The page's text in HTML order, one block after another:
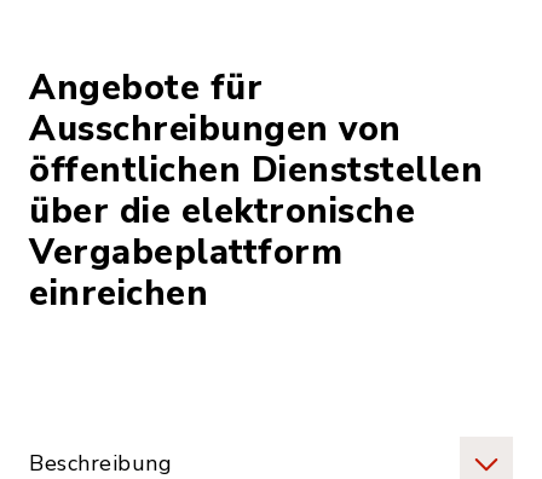
Angebote für
Ausschreibungen von
öffentlichen Dienststellen
über die elektronische
Vergabeplattform
einreichen
Beschreibung